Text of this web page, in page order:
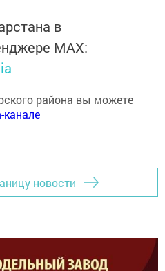
в
MАХ:
района вы можете
канале
новости